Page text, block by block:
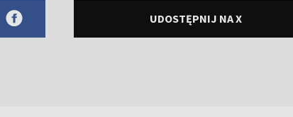
UDOSTĘPNIJ NA X